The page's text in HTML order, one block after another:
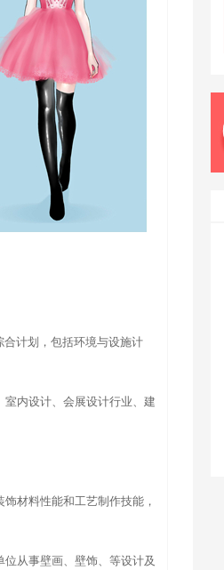
计划，包括环境与设施计
内设计、会展设计行业、建
材料性能和工艺制作技能，
从事壁画、壁饰、等设计及